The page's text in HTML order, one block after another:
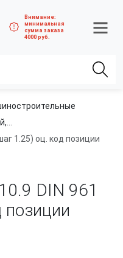
Внимание:
минимальная
сумма заказа
4000 руб.
DIN 961